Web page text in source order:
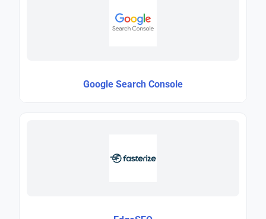
Google Search Console